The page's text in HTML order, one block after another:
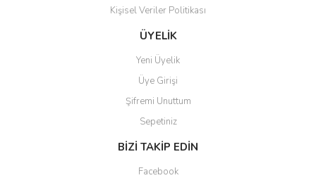
Gönder
Kişisel Veriler Politikası
ÜYELİK
Yeni Üyelik
Üye Girişi
Şifremi Unuttum
Sepetiniz
BİZİ TAKİP EDİN
Facebook